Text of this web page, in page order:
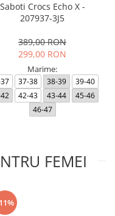
Saboti Crocs Echo X -
207937-3J5
389,00 RON
299,00 RON
Marime:
37-38 38-39
39-40
42-43 43-44
45-46
46-47
FEMEI